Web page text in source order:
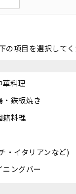
の項目を選択してく
華料理
鉄板焼き
籍料理
・イタリアンなど)
ングバー